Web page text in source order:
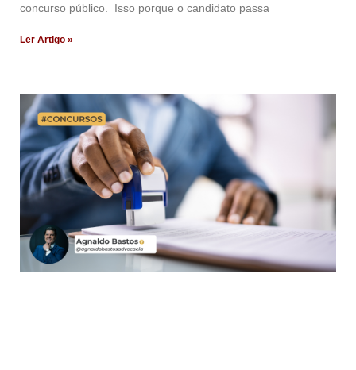
concurso público. Isso porque o candidato passa
Ler Artigo »